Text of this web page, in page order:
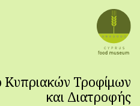
Κυπριακών Τροφίμων
και Διατροφής